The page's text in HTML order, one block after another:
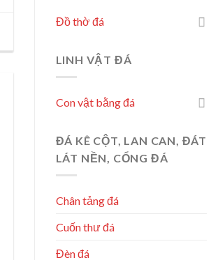
Đồ thờ đá
LINH VẬT ĐÁ
Con vật bằng đá
ĐÁ KÊ CỘT, LAN CAN, ĐÁT
LÁT NỀN, CỔNG ĐÁ
Chân tảng đá
Cuốn thư đá
Đèn đá